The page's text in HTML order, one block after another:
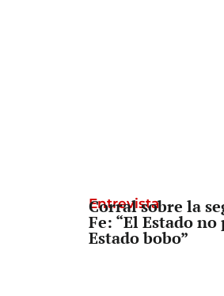
Entrevista
Corral sobre la
Fe: “El Estado no
Estado bobo”